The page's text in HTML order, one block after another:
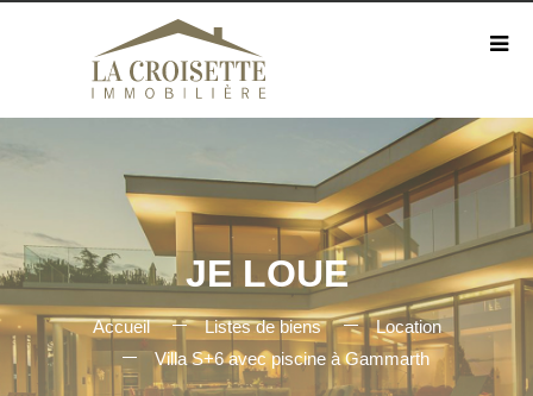
JE LOUE
Accueil Listes de biens
Location
Villa S+6 avec piscine à Gammarth